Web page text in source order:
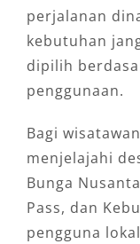
perjalanan
kebutuhan
dipilih
penggunaan.
Bagi
menjelajahi
Bunga
Pass, dan
pengguna